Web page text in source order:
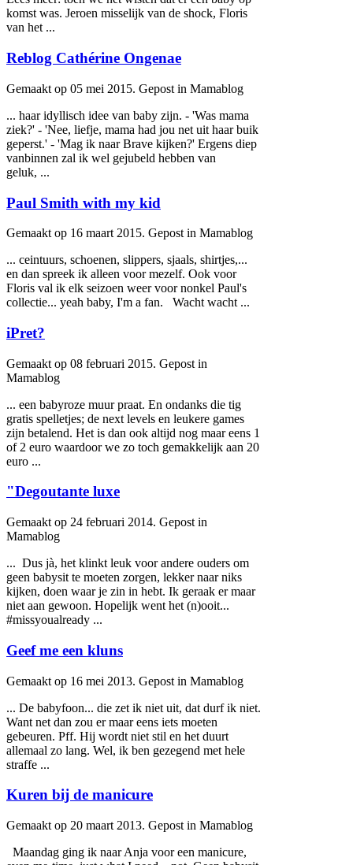
komst was. Jeroen misselijk van de shock, Floris
van het ...
Reblog Cathérine Ongenae
Gemaakt op 05 mei 2015. Gepost in Mamablog
... haar idyllisch idee van baby zijn. - 'Was mama
ziek?' - 'Nee, liefje, mama had jou net uit haar buik
geperst.' - 'Mag ik naar Brave kijken?' Ergens diep
vanbinnen zal ik wel gejubeld hebben van
geluk, ...
Paul Smith with my kid
Gemaakt op 16 maart 2015. Gepost in Mamablog
... ceintuurs, schoenen, slippers, sjaals, shirtjes,...
en dan spreek ik alleen voor mezelf. Ook voor
Floris val ik elk seizoen weer voor nonkel Paul's
collectie... yeah baby, I'm a fan. Wacht wacht ...
iPret?
Gemaakt op 08 februari 2015. Gepost in
Mamablog
... een babyroze muur praat. En ondanks die tig
gratis spelletjes; de next levels en leukere games
zijn betalend. Het is dan ook altijd nog maar eens 1
of 2 euro waardoor we zo toch gemakkelijk aan 20
euro ...
"Degoutante luxe
Gemaakt op 24 februari 2014. Gepost in
Mamablog
... Dus jà, het klinkt leuk voor andere ouders om
geen babysit te moeten zorgen, lekker naar niks
kijken, doen waar je zin in hebt. Ik geraak er maar
niet aan gewoon. Hopelijk went het (n)ooit...
#missyoualready ...
Geef me een kluns
Gemaakt op 16 mei 2013. Gepost in Mamablog
... De babyfoon... die zet ik niet uit, dat durf ik niet.
Want net dan zou er maar eens iets moeten
gebeuren. Pff. Hij wordt niet stil en het duurt
allemaal zo lang. Wel, ik ben gezegend met hele
straffe ...
Kuren bij de manicure
Gemaakt op 20 maart 2013. Gepost in Mamablog
Maandag ging ik naar Anja voor een manicure,